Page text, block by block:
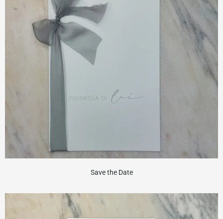
Save the Date